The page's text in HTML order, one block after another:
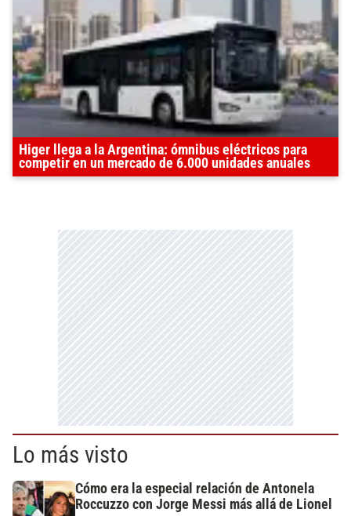
Higer llega a la Argentina: ómnibus eléctricos para
competir en un mercado de 6.000 unidades anuales
Lo más visto
Cómo era la especial relación de Antonela
Roccuzzo con Jorge Messi más allá de Lionel